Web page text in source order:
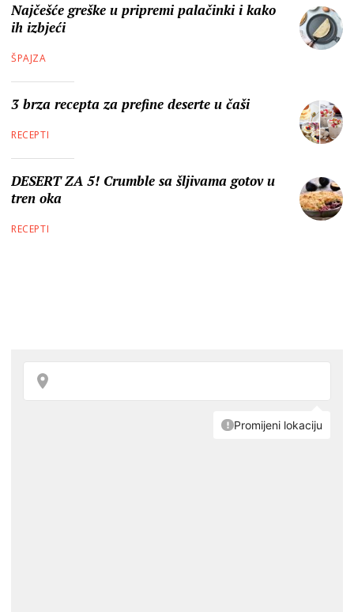
Najčešće greške u pripremi palačinki i kako
ih izbjeći
ŠPAJZA
3 brza recepta za prefine deserte u čaši
RECEPTI
DESERT ZA 5! Crumble sa šljivama gotov u
tren oka
RECEPTI